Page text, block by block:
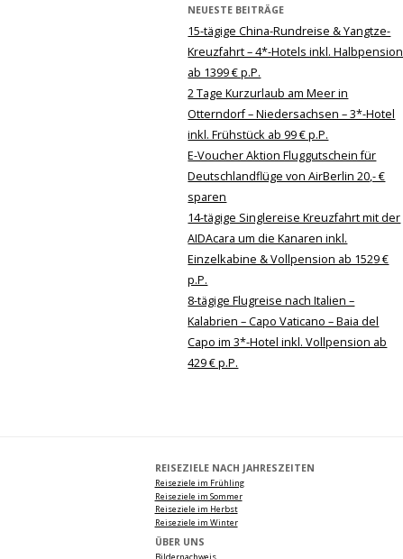
NEUESTE BEITRÄGE
15-tägige China-Rundreise & Yangtze-
Kreuzfahrt – 4*-Hotels inkl. Halbpension
ab 1399 € p.P.
2 Tage Kurzurlaub am Meer in
Otterndorf – Niedersachsen – 3*-Hotel
inkl. Frühstück ab 99 € p.P.
E-Voucher Aktion Fluggutschein für
Deutschlandflüge von AirBerlin 20,- €
sparen
14-tägige Singlereise Kreuzfahrt mit der
AIDAcara um die Kanaren inkl.
Einzelkabine & Vollpension ab 1529 €
p.P.
8-tägige Flugreise nach Italien –
Kalabrien – Capo Vaticano – Baia del
Capo im 3*-Hotel inkl. Vollpension ab
429 € p.P.
REISEZIELE NACH JAHRESZEITEN
Reiseziele im Frühling
Reiseziele im Sommer
Reiseziele im Herbst
Reiseziele im Winter
ÜBER UNS
Bildernachweis